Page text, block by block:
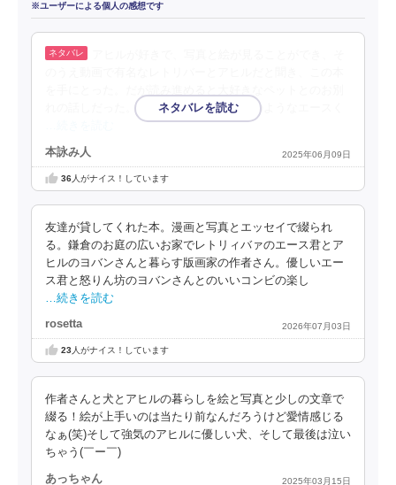
※ユーザーによる個人の感想です
れの話しだった。友だち以上に近い家族のようなエースく
本詠み人 2025年06月09日
36人がナイス！しています
友達が貸してくれた本。漫画と写真とエッセイで綴られ
る。鎌倉のお庭の広いお家でレトリィバァのエース君とア
ヒルのヨバンさんと暮らす版画家の作者さん。優しいエー
ス君と怒りん坊のヨバンさんとのいいコンビの楽し
…続きを読む
rosetta 2026年07月03日
23人がナイス！しています
作者さんと犬とアヒルの暮らしを絵と写真と少しの文章で
綴る！絵が上手いのは当たり前なんだろうけど愛情感じる
なぁ(笑)そして強気のアヒルに優しい犬、そして最後は泣い
ちゃう(￣ー￣)
あっちゃん 2025年03月15日